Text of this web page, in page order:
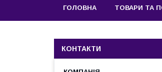
ГОЛОВНА ТОВАРИ ТА
КОНТАКТИ